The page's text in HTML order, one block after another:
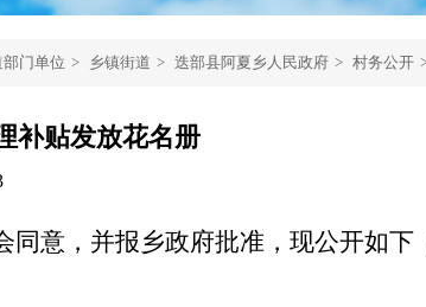
部门单位 > 乡镇街道 > 迭部县阿夏乡人民政府 > 村务公开
补贴发放花名册
同意，并报乡政府批准，现公开如下